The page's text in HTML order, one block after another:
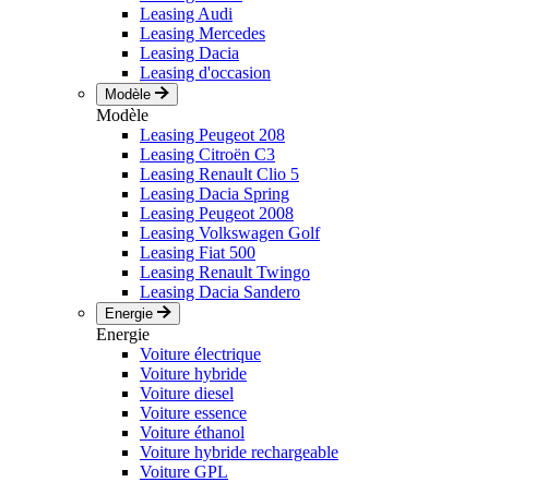
Leasing Audi
Leasing Mercedes
Leasing Dacia
Leasing d'occasion
Modèle
Modèle
Leasing Peugeot 208
Leasing Citroën C3
Leasing Renault Clio 5
Leasing Dacia Spring
Leasing Peugeot 2008
Leasing Volkswagen Golf
Leasing Fiat 500
Leasing Renault Twingo
Leasing Dacia Sandero
Energie
Energie
Voiture électrique
Voiture hybride
Voiture diesel
Voiture essence
Voiture éthanol
Voiture hybride rechargeable
Voiture GPL